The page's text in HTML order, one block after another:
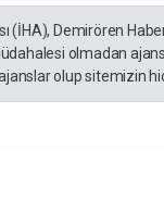
(İHA), Demirören
olmadan
olup sitemizin